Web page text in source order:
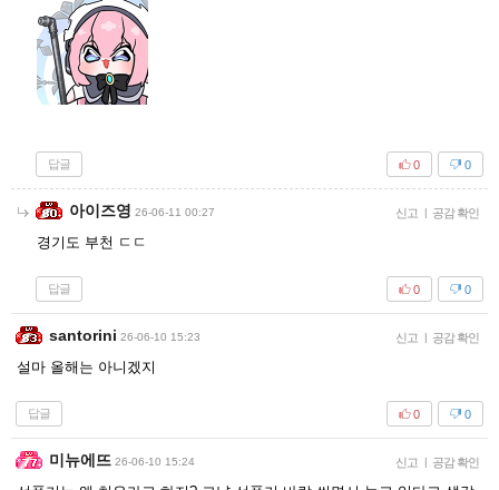
답글 0
0
아이즈영 26-06-11 00:27 신고 | 공감 확인
경기도 부천 ㄷㄷ
답글 0
0
santorini 26-06-10 15:23 신고 | 공감 확인
설마 올해는 아니겠지
답글 0
0
미뉴에뜨 26-06-10 15:24 신고 | 공감 확인